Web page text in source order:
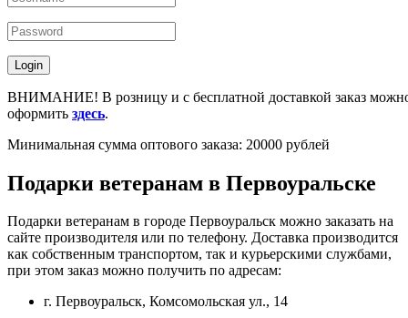
ВНИМАНИЕ! В розницу и с бесплатной доставкой заказ
оформить здесь.
Минимальная сумма оптового заказа: 20000 рублей
Подарки ветеранам в Первоуральске
Подарки ветеранам в городе Первоуральск можно заказать на
сайте производителя или по телефону. Доставка производится
как собственным транспортом, так и курьерскими службами,
при этом заказ можно получить по адресам:
г. Первоуральск, Комсомольская ул., 14